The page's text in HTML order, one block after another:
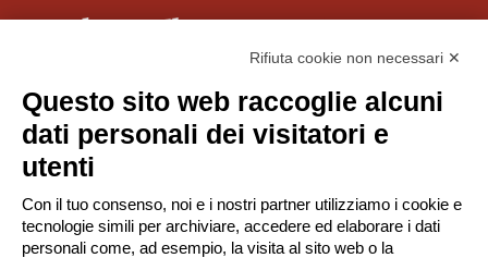
© Tinexta Innovation Hub S.p.A. 2026
P. IVA 02182620357
Società soggetta alla Direzione e Coordinamento di
Tinexta S.p.A.
Privacy Policy - Gestione Cookie
Rifiuta cookie non necessari ✕
Questo sito web raccoglie alcuni
dati personali dei visitatori e
utenti
Con il tuo consenso, noi e i nostri partner utilizziamo i cookie e
tecnologie simili per archiviare, accedere ed elaborare i dati
personali come, ad esempio, la visita al sito web o la